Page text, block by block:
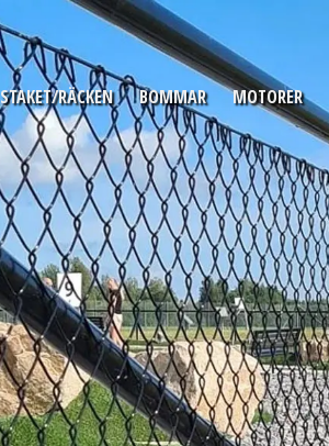
STAKET/RÄCKEN BOMMAR MOTORER